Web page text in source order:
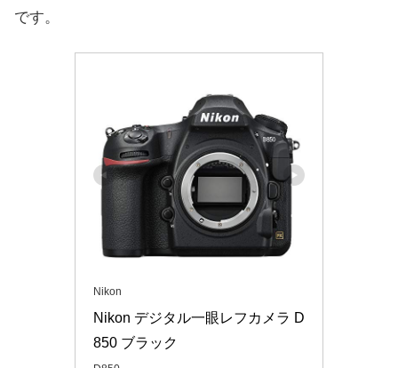
です。
Nikon
Nikon デジタル一眼レフカメラ D
850 ブラック